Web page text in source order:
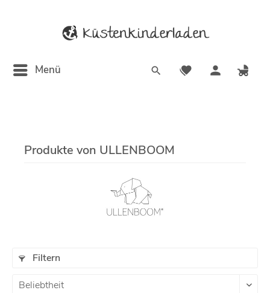
Menü
Produkte von ULLENBOOM
Filtern